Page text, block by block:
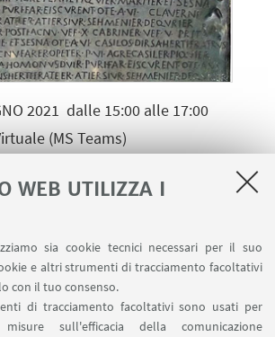
WEB UTILIZZA I
sia cookie tecnici necessari per il suo
e altri strumenti di tracciamento facoltativi
con il tuo consenso.
di tracciamento facoltativi sono usati per
sull'efficacia della comunicazione
2021 dalle 15:00 alle 17:00
(MS Teams)
Wien) e si svolgerà in modalità
all'Aula virtuale del Corso di
Popoli italici.